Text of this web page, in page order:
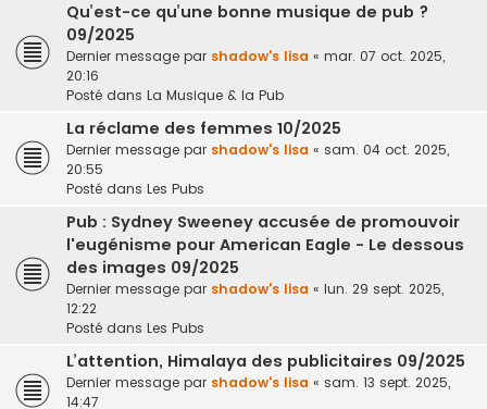
Qu’est-ce qu’une bonne musique de pub ?
09/2025
Dernier message par shadow's lisa « mar. 07 oct. 2025,
20:16
Posté dans La Musique & la Pub
La réclame des femmes 10/2025
Dernier message par shadow's lisa « sam. 04 oct. 2025,
20:55
Posté dans Les Pubs
Pub : Sydney Sweeney accusée de promouvoir
l'eugénisme pour American Eagle - Le dessous
des images 09/2025
Dernier message par shadow's lisa « lun. 29 sept. 2025,
12:22
Posté dans Les Pubs
L’attention, Himalaya des publicitaires 09/2025
Dernier message par shadow's lisa « sam. 13 sept. 2025,
14:47